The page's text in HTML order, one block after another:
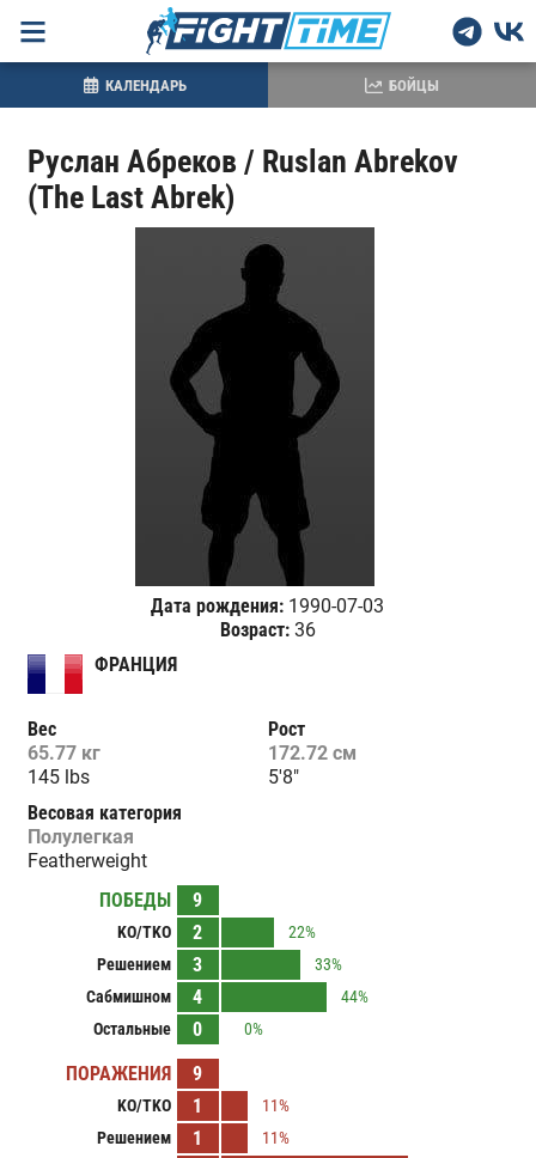
Руслан Абреков / Ruslan Abrekov
(The Last Abrek)
Дата рождения: 1990-07-03
Возраст:36
ФРАНЦИЯ
Вес
65.77 кг
145 lbs
Рост
172.72 см
5'8"
Весовая категория
Полулегкая
Featherweight
ПОБЕДЫ
9
KO/TKO 2
22%
Решением
3
33%
Сабмишном
4
44%
Остальные
0 0%
ПОРАЖЕНИЯ 9
KO/TKO 1
11%
Решением
1
11%
КАЛЕНДАРЬ БОЙЦЫ